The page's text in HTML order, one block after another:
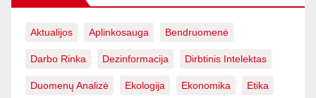
Aktualijos Aplinkosauga Bendruomenė
Darbo Rinka Dezinformacija Dirbtinis Intelektas
Duomenų Analizė Ekologija Ekonomika Etika